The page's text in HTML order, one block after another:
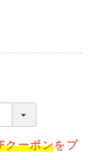
ーポンをプ